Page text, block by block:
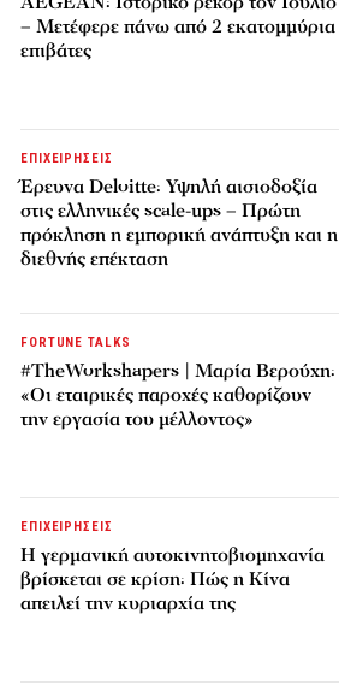
– Μετέφερε πάνω από 2 εκατομμύρια
επιβάτες
ΕΠΙΧΕΙΡΗΣΕΙΣ
Έρευνα Deloitte: Υψηλή αισιοδοξία
στις ελληνικές scale-ups – Πρώτη
πρόκληση η εμπορική ανάπτυξη και η
διεθνής επέκταση
FORTUNE TALKS
#TheWorkshapers | Μαρία Βερούχη:
«Οι εταιρικές παροχές καθορίζουν
την εργασία του μέλλοντος»
ΕΠΙΧΕΙΡΗΣΕΙΣ
Η γερμανική αυτοκινητοβιομηχανία
βρίσκεται σε κρίση: Πώς η Κίνα
απειλεί την κυριαρχία της